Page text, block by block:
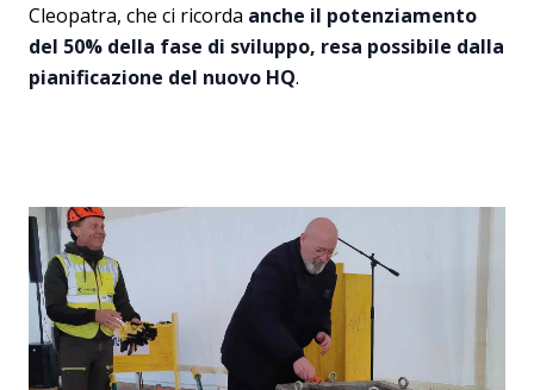
Cleopatra, che ci ricorda anche il potenziamento
del 50% della fase di sviluppo, resa possibile dalla
pianificazione del nuovo HQ.